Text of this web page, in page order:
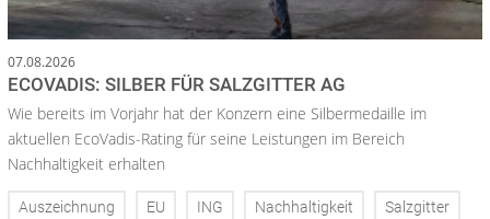
07.08.2026
ECOVADIS: SILBER FÜR SALZGITTER AG
Wie bereits im Vorjahr hat der Konzern eine Silbermedaille im
aktuellen EcoVadis-Rating für seine Leistungen im Bereich
Nachhaltigkeit erhalten
Auszeichnung EU ING Nachhaltigkeit Salzgitter